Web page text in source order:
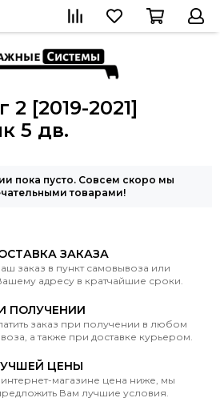
2 [2019-2021]
5 дв.
пока пусто. Совсем скоро мы
товарами!
ЗАКАЗА
заказ в пункт самовывоза или
адресу в кратчайшие сроки.
ПОЛУЧЕНИИ
заказ при получении в любом
а также при доставке курьером.
ЦЕНЫ
магазине цена ниже, мы
Вам лучшие условия.